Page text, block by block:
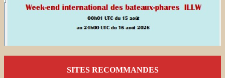
SITES RECOMMANDES